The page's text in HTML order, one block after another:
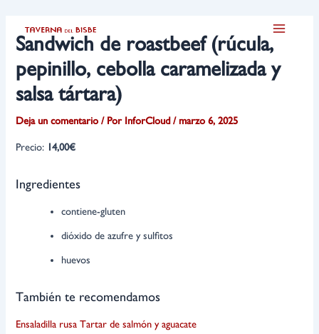
contenido
Sandwich de roastbeef (rúcula,
pepinillo, cebolla caramelizada y
salsa tártara)
Deja un comentario / Por InforCloud/marzo 6, 2025
Precio: 14,00€
Ingredientes
contiene-gluten
dióxido de azufre y sulfitos
huevos
También te recomendamos
Ensaladilla rusa Tartar de salmón y aguacate
entradas